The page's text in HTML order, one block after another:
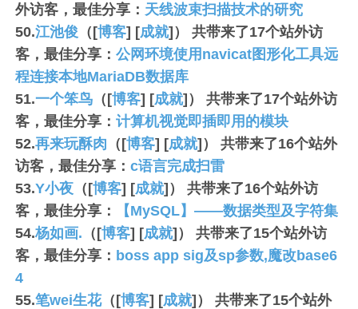
外访客，最佳分享： 天线波束扫描技术的研究
50.江池俊 （[博客] [成就]） 共带来了17个站外访
客，最佳分享：公网环境使用navicat图形化工具远
程连接本地MariaDB数据库
51.一个笨鸟 （[博客] [成就]） 共带来了17个站外访
客，最佳分享：计算机视觉即插即用的模块
52.再来玩酥肉 （[博客] [成就]） 共带来了16个站外
访客，最佳分享：c语言完成扫雷
53.Y小夜 （[博客] [成就]） 共带来了16个站外访
客，最佳分享：
【MySQL】——数据类型及字符集
54.杨如画. （[博客] [成就]） 共带来了15个站外访
客，最佳分享： boss app sig及sp参数,魔改base6
4
55.笔wei生花（[博客] [成就]） 共带来了15个站外